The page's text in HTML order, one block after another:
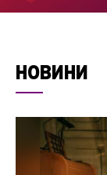
НОВИНИ